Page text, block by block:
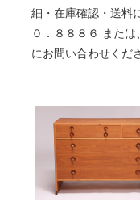
細・在庫確認・送料
０．８８８６ または、
にお問い合わせくだ